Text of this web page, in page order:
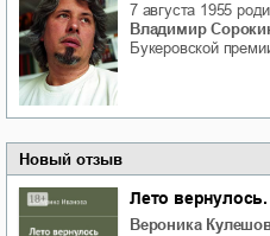
7 августа 1955
Владимир
Букеровской
Новый отзыв
Лето
Вероника